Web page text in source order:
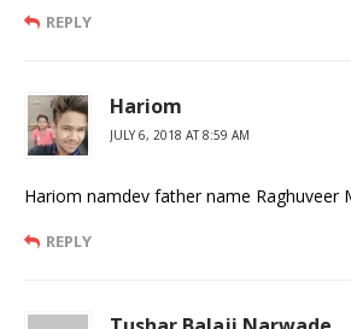
REPLY
Hariom
JULY 6, 2018 AT 8:59 AM
Hariom namdev father name Raghuveer
REPLY